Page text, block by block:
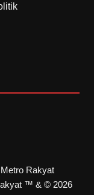
Rakyat
™ & © 2026